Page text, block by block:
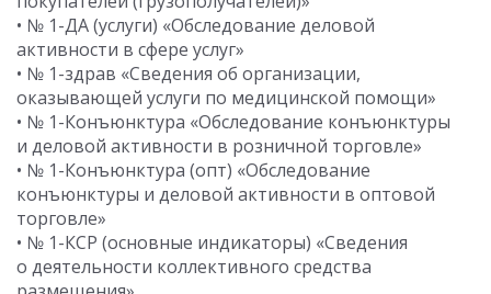
• № 1-ДА (услуги) «Обследование деловой
активности в сфере услуг»
• № 1-здрав «Сведения об организации,
оказывающей услуги по медицинской помощи»
• № 1-Конъюнктура «Обследование конъюнктуры
и деловой активности в розничной торговле»
• № 1-Конъюнктура (опт) «Обследование
конъюнктуры и деловой активности в оптовой
торговле»
• № 1-КСР (основные индикаторы) «Сведения
о деятельности коллективного средства